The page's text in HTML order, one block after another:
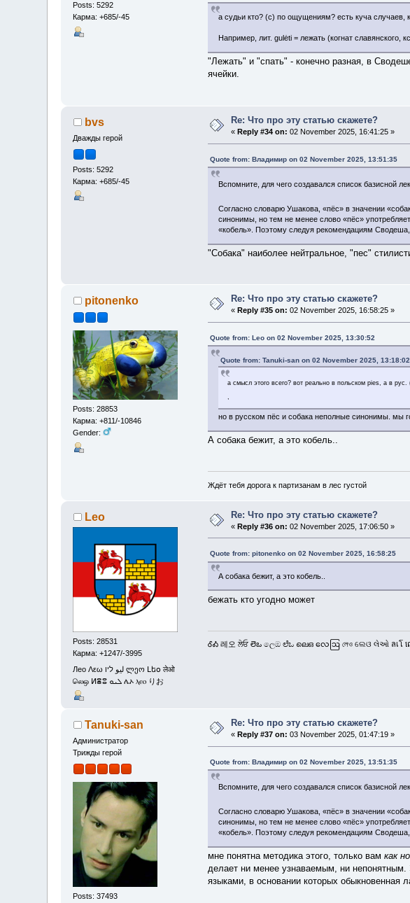
Posts: 5292
Карма: +685/-45
а судьи кто? (с) по ощущениям? есть куча случаев,
Например, лит. gulėti = лежать (когнат славянского,
"Лежать" и "спать" - конечно разная, в
ячейки.
bvs
Дважды герой
Posts: 5292
Карма: +685/-45
Re: Что про эту статью скажете?
« Reply #34 on: 02 November 2025, 16:41:25 »
Quote from: Владимир on 02 November 2025, 13:51:35
Вспомните, для чего создавался список базисной
Согласно словарю Ушакова, «пёс» в значении
синонимы, но тем не менее слово «пёс»
«кобель». Поэтому следуя рекомендациям Сводеша,
"Собака" наиболее нейтральное, "пес"
pitonenko
Posts: 28853
Карма: +811/-10846
Gender:
Re: Что про эту статью скажете?
« Reply #35 on: 02 November 2025, 16:58:25 »
Quote from: Leo on 02 November 2025, 13:30:52
Quote from: Tanuki-san on 02 November 2025, 13:18:02
а смысл этого всего? вот реально в польском pies, а в
,
но в русском пёс и собака неполные синонимы. мы
А собака бежит, а это кобель..
Ждёт тебя дорога к партизанам в лес густой
Leo
Posts: 28531
Карма: +1247/-3995
Лео Λεω ليو ליו ლეო Լեօ लेओ
லெஒ ⵍⴻⵓ ܠܝܘ ሌኦ ⲗⲉⲟ りお
Re: Что про эту статью скажете?
« Reply #36 on: 02 November 2025, 17:06:50 »
Quote from: pitonenko on 02 November 2025, 16:58:25
А собака бежит, а это кобель..
бежать кто угодно может
ᎴᎣ 레오 ਲੇਓ లెఒ ලෙඔ ಲೆಒ ലെഒ လေဩ লেও ଲେଓ લેઓ ลเโ ល
Tanuki-san
Администратор
Трижды герой
Posts: 37493
Re: Что про эту статью скажете?
« Reply #37 on: 03 November 2025, 01:47:19 »
Quote from: Владимир on 02 November 2025, 13:51:35
Вспомните, для чего создавался список базисной
Согласно словарю Ушакова, «пёс» в значении
синонимы, но тем не менее слово «пёс»
«кобель». Поэтому следуя рекомендациям Сводеша,
мне понятна методика этого, только вамкак
делает ни менее узнаваемым, ни
языками, в основании которых обыкновенная